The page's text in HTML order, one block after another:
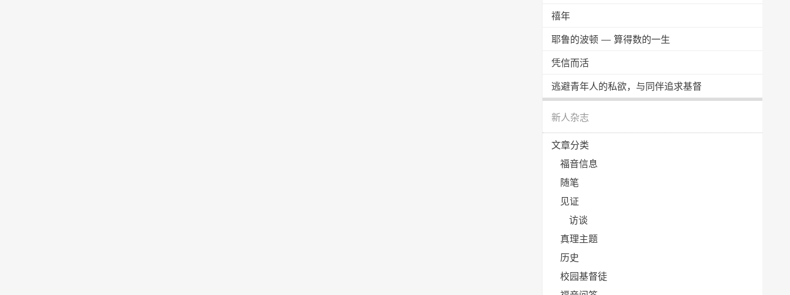
禧年
耶鲁的波顿 — 算得数的一生
凭信而活
逃避青年人的私欲，与同伴追求基督
新人杂志
文章分类
福音信息
随笔
见证
访谈
真理主题
历史
校园基督徒